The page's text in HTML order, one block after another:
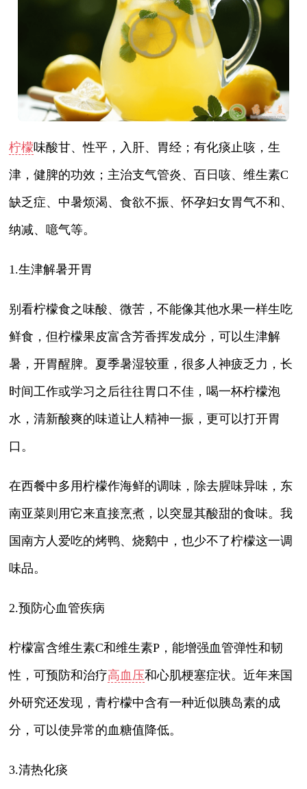
柠檬味酸甘、性平，入肝、胃经；有化痰止咳，生
津，健脾的功效；主治支气管炎、百日咳、维生素C
缺乏症、中暑烦渴、食欲不振、怀孕妇女胃气不和、
纳减、噫气等。
1.生津解暑开胃
别看柠檬食之味酸、微苦，不能像其他水果一样生吃
鲜食，但柠檬果皮富含芳香挥发成分，可以生津解
暑，开胃醒脾。夏季暑湿较重，很多人神疲乏力，长
时间工作或学习之后往往胃口不佳，喝一杯柠檬泡
水，清新酸爽的味道让人精神一振，更可以打开胃
口。
在西餐中多用柠檬作海鲜的调味，除去腥味异味，东
南亚菜则用它来直接烹煮，以突显其酸甜的食味。我
国南方人爱吃的烤鸭、烧鹅中，也少不了柠檬这一调
味品。
2.预防心血管疾病
柠檬富含维生素C和维生素P，能增强血管弹性和韧
性，可预防和治疗高血压和心肌梗塞症状。近年来国
外研究还发现，青柠檬中含有一种近似胰岛素的成
分，可以使异常的血糖值降低。
3.清热化痰